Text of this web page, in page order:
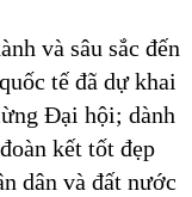
và sâu sắc đến
tế đã dự khai
Đại hội; dành
kết tốt đẹp
dân và đất nước